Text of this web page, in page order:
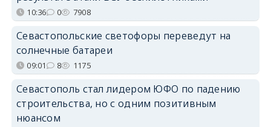
10:36 0 7908
Севастопольские светофоры переведут на
солнечные батареи
09:01 8 1175
Севастополь стал лидером ЮФО по падению
строительства, но с одним позитивным
нюансом